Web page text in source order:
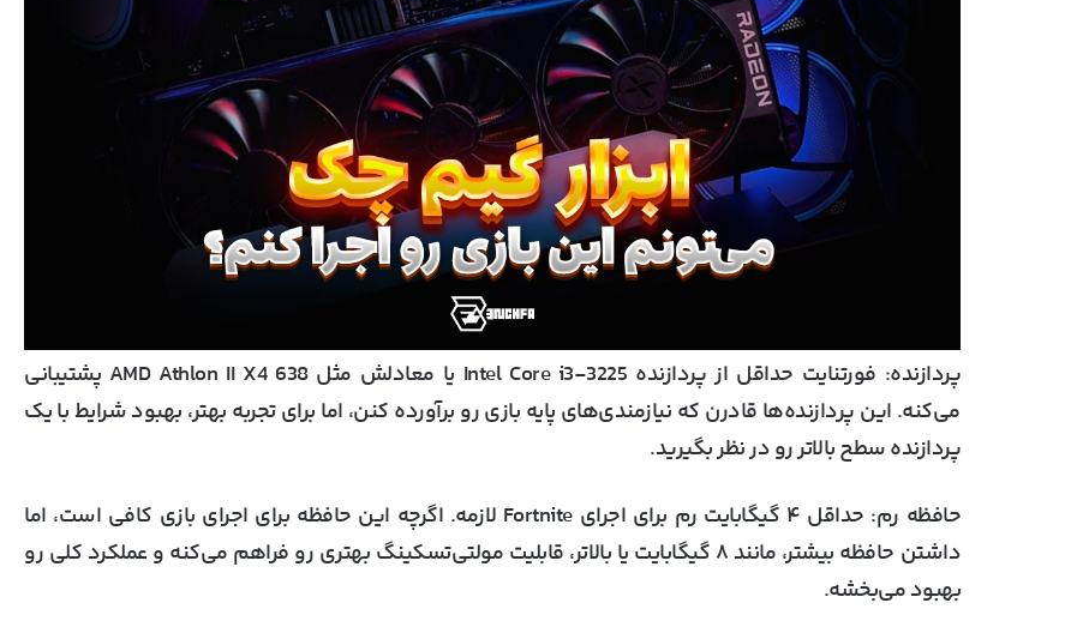
پردازنده:
فورتنایت حداقل از پردازنده Intel Core i3-3225 یا معادلش مثل AMD Athlon II X4 638 پشتیبانی
می‌کنه. این پردازنده‌ها قادرن که نیازمندی‌های پایه بازی رو برآورده کنن، اما برای تجربه بهتر، بهبود شرایط با یک
پردازنده سطح بالاتر رو در نظر بگیرید.
حافظه رم
: حداقل ۴ گیگابایت رم برای اجرای Fortnite لازمه. اگرچه این حافظه برای اجرای بازی کافی است، اما
داشتن حافظه بیشتر، مانند ۸ گیگابایت یا بالاتر، قابلیت مولتی‌تسکینگ بهتری رو فراهم می‌کنه و عملکرد کلی رو
بهبود می‌بخشه.